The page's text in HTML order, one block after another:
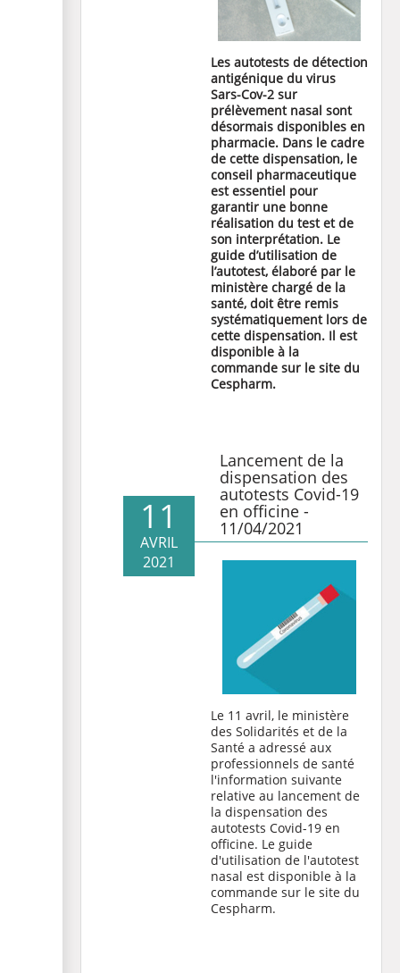
Les autotests de détection
antigénique du virus
Sars-Cov-2 sur
prélèvement nasal sont
désormais disponibles en
pharmacie. Dans le cadre
de cette dispensation, le
conseil pharmaceutique
est essentiel pour
garantir une bonne
réalisation du test et de
son interprétation. Le
guide d’utilisation de
l’autotest, élaboré par le
ministère chargé de la
santé, doit être remis
systématiquement lors de
cette dispensation. Il est
disponible à la
commande sur le site du
Cespharm.
Lancement de la
dispensation des
autotests Covid-19
en officine -
11/04/2021
11
AVRIL
2021
Le 11 avril, le ministère
des Solidarités et de la
Santé a adressé aux
professionnels de santé
l'information suivante
relative au lancement de
la dispensation des
autotests Covid-19 en
officine. Le guide
d'utilisation de l'autotest
nasal est disponible à la
commande sur le site du
Cespharm.